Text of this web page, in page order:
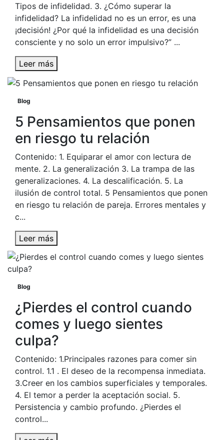
Tipos de infidelidad. 3. ¿Cómo superar la
infidelidad? La infidelidad no es un error, es una
¡decisión! ¿Por qué la infidelidad es una decisión
consciente y no solo un error impulsivo?” ...
Leer más
Blog
5 Pensamientos que ponen
en riesgo tu relación
Contenido: 1. Equiparar el amor con lectura de
mente. 2. La generalización 3. La trampa de las
generalizaciones. 4. La descalificación. 5. La
ilusión de control total. 5 Pensamientos que ponen
en riesgo tu relación de pareja. Errores mentales y
c...
Leer más
Blog
¿Pierdes el control cuando
comes y luego sientes
culpa?
Contenido: 1.Principales razones para comer sin
control. 1.1 . El deseo de la recompensa inmediata.
3.Creer en los cambios superficiales y temporales.
4. El temor a perder la aceptación social. 5.
Persistencia y cambio profundo. ¿Pierdes el
control...